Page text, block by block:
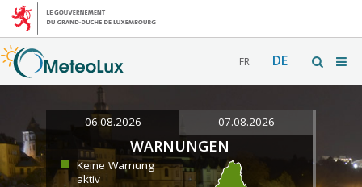
FR DE
06.08.2026 07.08.2026
WARNUNGEN
Keine Warnung
aktiv